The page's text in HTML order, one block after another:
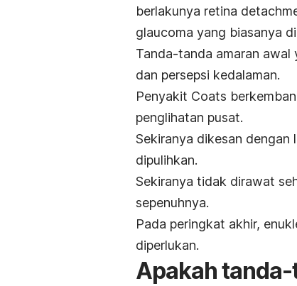
berlakunya retina
glaucoma yang biasanya
Tanda-tanda amaran awal
dan persepsi kedalaman.
Penyakit Coats
penglihatan pusat.
Sekiranya dikesan dengan
dipulihkan.
Sekiranya tidak dirawat
sepenuhnya.
Pada peringkat akhir,
diperlukan.
Apakah